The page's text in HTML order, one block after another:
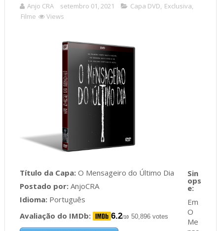
Anjo CRA setembro 01, 2021 Capa DVD, Exclusiva,
Filme
Views
Título da Capa:O Mensageiro do Último Dia
Postado por:AnjoCRA
Idioma:Português
Avaliação do IMDb:
6.2/10 50,896 votes
Em
O
Me